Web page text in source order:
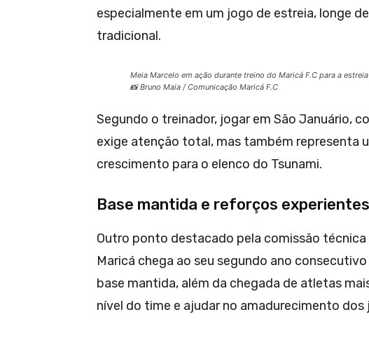
especialmente em um jogo de estreia, longe
tradicional.
Meia Marcelo em ação durante treino do Maricá F.C para a
📸 Bruno Maia / Comunicação Maricá F.C
Segundo o treinador, jogar em São Januário,
exige atenção total, mas também representa
crescimento para o elenco do Tsunami.
Base mantida e reforços experientes
Outro ponto destacado pela comissão
Maricá chega ao seu segundo ano
base mantida, além da chegada de atletas
nível do time e ajudar no amadurecimento dos